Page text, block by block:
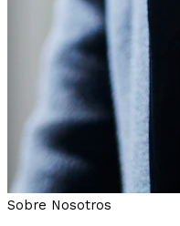
Sobre Nosotros